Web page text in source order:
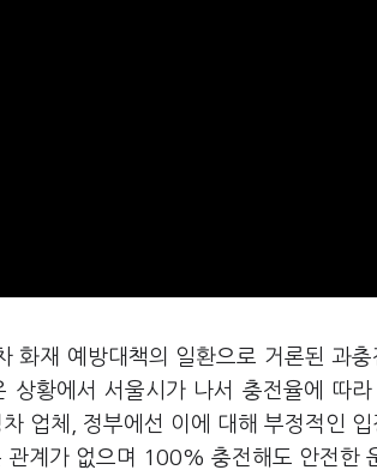
화재 예방대책의 일환으로 거론된 과
상황에서 서울시가 나서 충전율에 따
업체, 정부에선 이에 대해 부정적인
계가 없으며 100% 충전해도 안전한